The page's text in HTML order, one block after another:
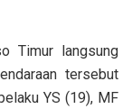
Timur langsung
tersebut
YS (19), MF